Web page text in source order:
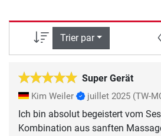
Trier par
Super Gerät
Kim Weiler juillet 2025 (TW-
Ich bin absolut begeistert vom
Kombination aus sanften